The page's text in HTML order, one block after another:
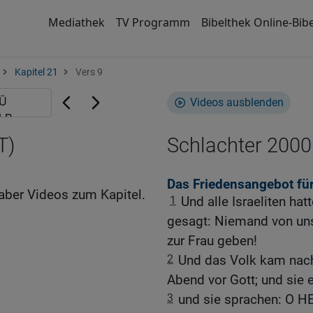
Mediathek TV Programm Bibelthek Online-
Kapitel 21 Vers 9
Videos ausblenden
Schlachter
Das Friedensangebot
1
Und alle Israeliten
gesagt: Niemand von
zur Frau geben!
2 Und das Volk kam
Abend vor Gott; und sie
3 und sie sprachen: O
Videos zum Kapitel.